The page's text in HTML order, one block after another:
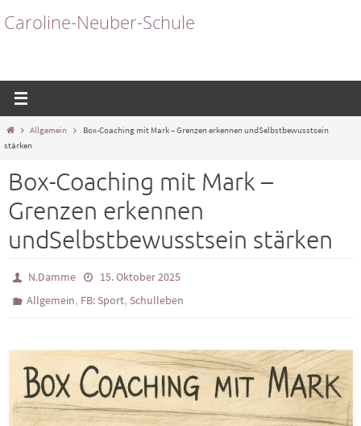
Inhalt
Caroline-Neuber-Schule
StartAllgemein
Box-Coaching mit Mark – Grenzen erkennen undSelbstbewusstsein
stärken
Box-Coaching mit Mark –
Grenzen erkennen
undSelbstbewusstsein stärken
N.Damme
15. Oktober 2025
Allgemein, FB: Sport, Schulleben